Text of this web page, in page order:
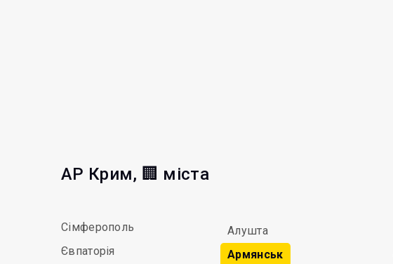
АР Крим, 🏢 міста
Сімферополь
Євпаторія
Алушта
Армянськ